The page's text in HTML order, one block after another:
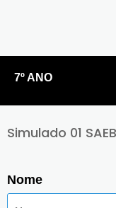
7º ANO
Simulado 01
Nome